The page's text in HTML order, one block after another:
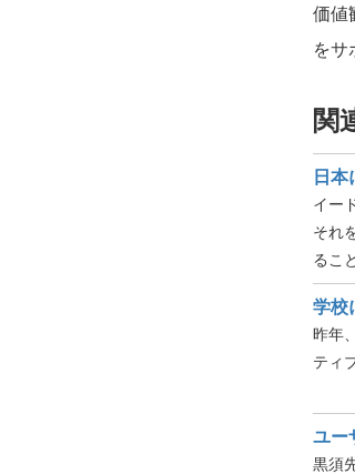
価値
をサ
関
日本
イー
それ
るこ
学校
昨年
ティ
ユー
黒須